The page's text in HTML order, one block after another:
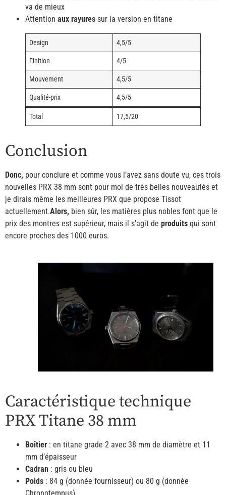
va de mieux
Attention aux rayures sur la version en titane
Design 4,5/5
Finition 4/5
Mouvement 4,5/5
Qualité-prix 4,5/5
Total 17,5/20
Conclusion
Donc, pour conclure et comme vous l’avez sans doute vu, ces trois
nouvelles PRX 38 mm sont pour moi de très belles nouveautés et
je dirais même les meilleures PRX que propose Tissot
actuellement.Alors, bien sûr, les matières plus nobles font que le
prix des montres est supérieur, mais il s’agit de produits qui sont
encore proches des 1000 euros.
Caractéristique technique
PRX Titane 38 mm
Boîtier : en titane grade 2 avec 38 mm de diamètre et 11
mm d’épaisseur
Cadran : gris ou bleu
Poids : 84 g (donnée fournisseur) ou 80 g (donnée
Chronotempus)